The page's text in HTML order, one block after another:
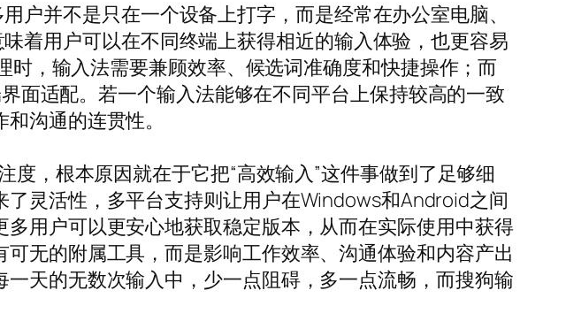
并不是只在一个设备上打字，而是经常在办公室电脑、
着用户可以在不同终端上获得相近的输入体验，也更容易
，输入法需要兼顾效率、候选词准确度和快捷操作；而
面适配。若一个输入法能够在不同平台上保持较高的一致
沟通的连贯性。
，根本原因就在于它把“高效输入”这件事做到了足够细
灵活性，多平台支持则让用户在Windows和Android之间
用户可以更安心地获取稳定版本，从而在实际使用中获得
无的附属工具，而是影响工作效率、沟通体验和内容产出
天的无数次输入中，少一点阻碍，多一点流畅，而搜狗输